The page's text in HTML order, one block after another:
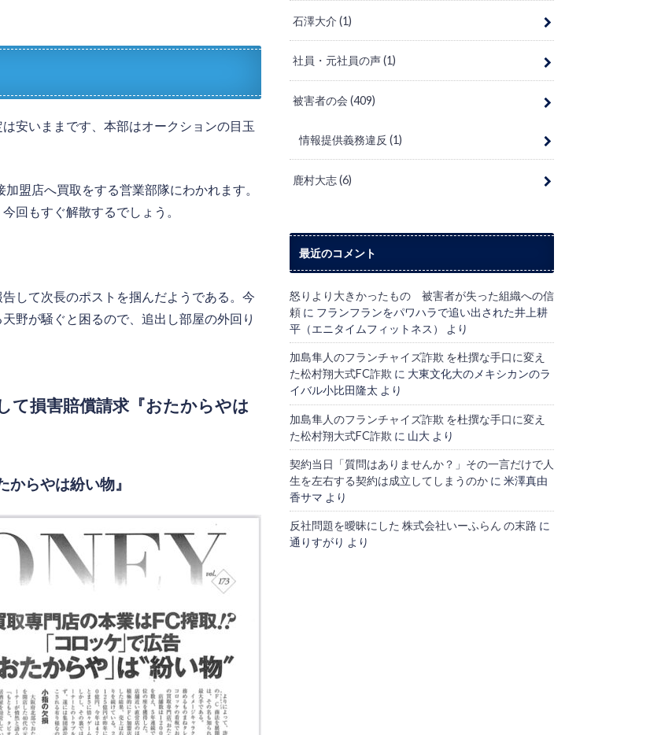
安いままです、本部はオークションの目玉
盟店へ買取をする営業部隊にわかれます。
回もすぐ解散するでしょう。
して次長のポストを掴んだようである。今
野が騒ぐと困るので、追出し部屋の外回り
て損害賠償請求『おたからやは
からやは紛い物』
石澤大介(1)
社員・元社員の声(1)
被害者の会(409)
情報提供義務違反 (1)
鹿村大志(6)
最近のコメント
怒りより大きかったもの 被害者が失った組織への信
頼 に フランフランをパワハラで追い出された井上耕
平（エニタイムフィットネス）
より
加島隼人のフランチャイズ詐欺 を杜撰な手口に変え
た松村翔大式FC詐欺 に 大東文化大のメキシカンのラ
イバル小比田隆太 より
加島隼人のフランチャイズ詐欺 を杜撰な手口に変え
た松村翔大式FC詐欺 に 山大 より
契約当日「質問はありませんか？」その一言だけで人
生を左右する契約は成立してしまうのか に 米澤真由
香サマ より
反社問題を曖昧にした 株式会社いーふらん の末路 に
通りすがり より